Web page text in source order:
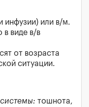
инфузии) или в/м.
в виде в/в
от возраста
ситуации.
тошнота,